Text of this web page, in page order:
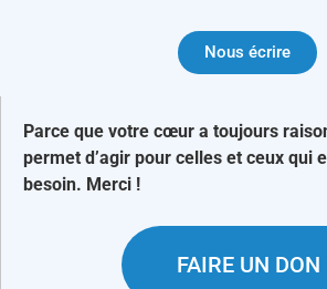
Nous écrire
Parce que votre cœur a toujours
permet d’agir pour celles et ceux qui
besoin. Merci !
FAIRE UN DON